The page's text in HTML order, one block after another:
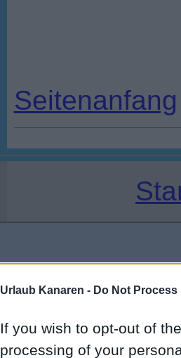
Urlaub Kanaren - Do Not
If you wish to opt-out of
processing of your
Seitenanfang